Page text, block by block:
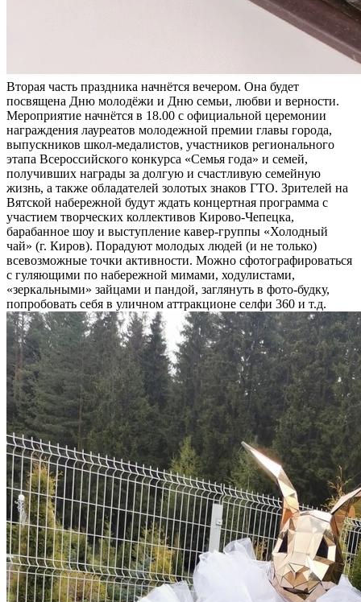
Вторая часть праздника начнётся вечером. Она будет
посвящена Дню молодёжи и Дню семьи, любви и верности.
Мероприятие начнётся в 18.00 с официальной церемонии
награждения лауреатов молодежной премии главы города,
выпускников школ-медалистов, участников регионального
этапа Всероссийского конкурса «Семья года» и семей,
получивших награды за долгую и счастливую семейную
жизнь, а также обладателей золотых знаков ГТО. Зрителей на
Вятской набережной будут ждать концертная программа с
участием творческих коллективов Кирово-Чепецка,
барабанное шоу и выступление кавер-группы «Холодный
чай» (г. Киров). Порадуют молодых людей (и не только)
всевозможные точки активности. Можно сфотографироваться
с гуляющими по набережной мимами, ходулистами,
«зеркальными» зайцами и пандой, заглянуть в фото-будку,
попробовать себя в уличном аттракционе селфи 360 и т.д.